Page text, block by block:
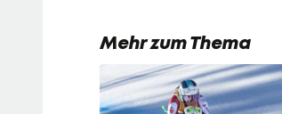
Mehr zum Thema